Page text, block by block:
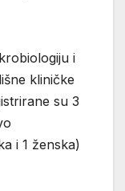
i
kliničke
su 3
i 1 ženska)